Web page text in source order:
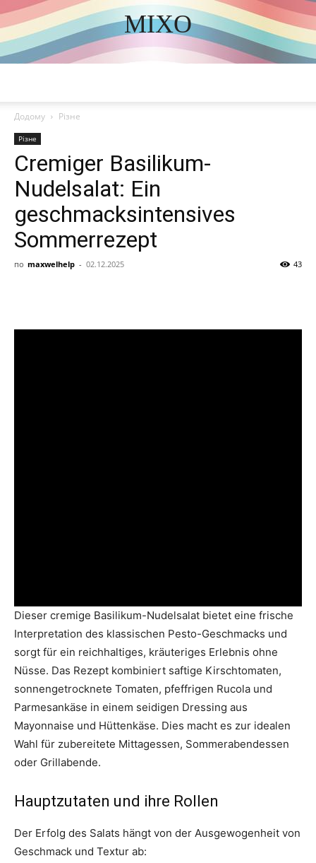
MIXO
DISCOVER THE ART OF PUBLISHING
Додому Різне
Різне
Cremiger Basilikum-
Nudelsalat: Ein
geschmacksintensives
Sommerrezept
по maxwelhelp - 02.12.2025 43
Dieser cremige Basilikum-Nudelsalat bietet eine frische
Interpretation des klassischen Pesto-Geschmacks und
sorgt für ein reichhaltiges, kräuteriges Erlebnis ohne
Nüsse. Das Rezept kombiniert saftige Kirschtomaten,
sonnengetrocknete Tomaten, pfeffrigen Rucola und
Parmesankäse in einem seidigen Dressing aus
Mayonnaise und Hüttenkäse. Dies macht es zur idealen
Wahl für zubereitete Mittagessen, Sommerabendessen
oder Grillabende.
Hauptzutaten und ihre Rollen
Der Erfolg des Salats hängt von der Ausgewogenheit von
Geschmack und Textur ab: